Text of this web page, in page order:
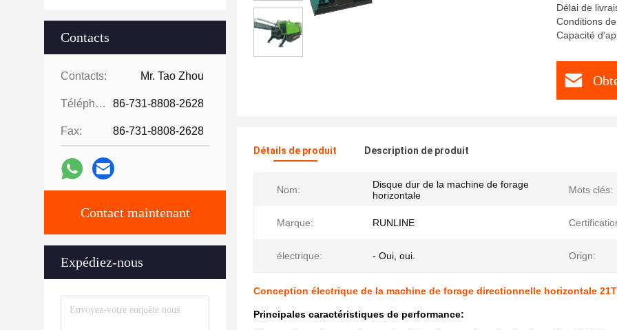
Contacts
Contacts: Mr. Tao Zhou
Téléphone: 86-731-8808-2628
Fax: 86-731-8808-2628
Contact maintenant
Expédiez-nous
Délai de
Conditions
Capacité
Détails de produit Description de produit
Nom:
Disque dur de la machine de forage
horizontale
Mots clés:
Marque: RUNLINE
électrique: - Oui, oui. Orign:
Conception électrique de la machine de forage directionnelle horizontale 21T
Principales caractéristiques de performance: